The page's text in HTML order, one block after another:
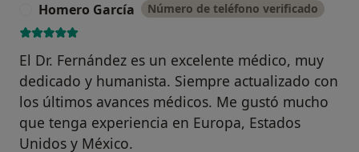
Homero García Número de teléfono verificado
El Dr. Fernández es un excelente médico, muy
dedicado y humanista. Siempre actualizado con
los últimos avances médicos. Me gustó mucho
que tenga experiencia en Europa, Estados
Unidos y México.
Continuar